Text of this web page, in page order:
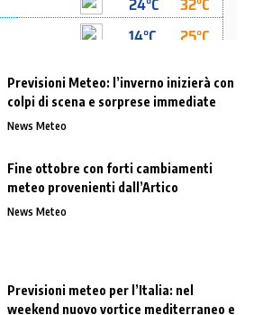
Previsioni Meteo: l’inverno inizierà con
colpi di scena e sorprese immediate
News Meteo
Fine ottobre con forti cambiamenti
meteo provenienti dall’Artico
News Meteo
Previsioni meteo per l’Italia: nel
weekend nuovo vortice mediterraneo e